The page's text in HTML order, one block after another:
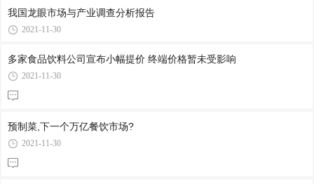
我国龙眼市场与产业调查分析报告
2021-11-30
多家食品饮料公司宣布小幅提价 终端价格暂未受影响
2021-11-30
预制菜,下一个万亿餐饮市场?
2021-11-30